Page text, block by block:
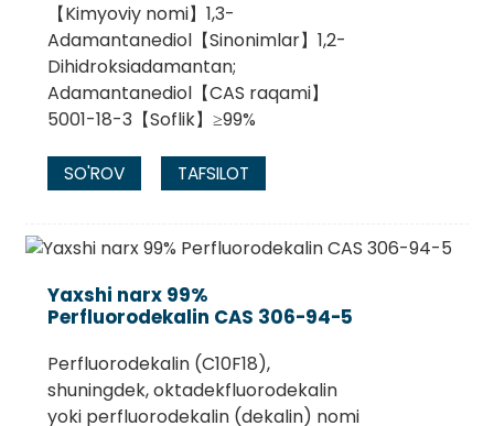
【Kimyoviy nomi】1,3-
Adamantanediol【Sinonimlar】1,2-
Dihidroksiadamantan;
Adamantanediol【CAS raqami】
5001-18-3【Soflik】≥99%
SO'ROV TAFSILOT
Yaxshi narx 99%
Perfluorodekalin CAS 306-94-5
Perfluorodekalin (C10F18),
shuningdek, oktadekfluorodekalin
yoki perfluorodekalin (dekalin) nomi